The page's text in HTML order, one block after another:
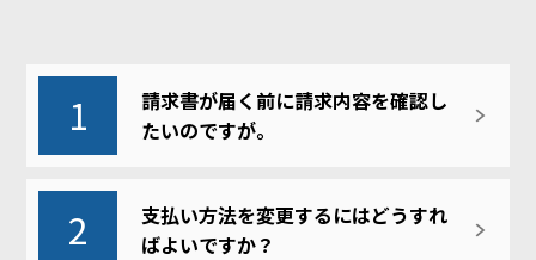
1
請求書が届く前に請求内容を確認し
たいのですが。
2
支払い方法を変更するにはどうすれ
ばよいですか？